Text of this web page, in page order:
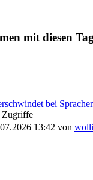
mit diesen
bei
Zugriffe
13:42 von wolli